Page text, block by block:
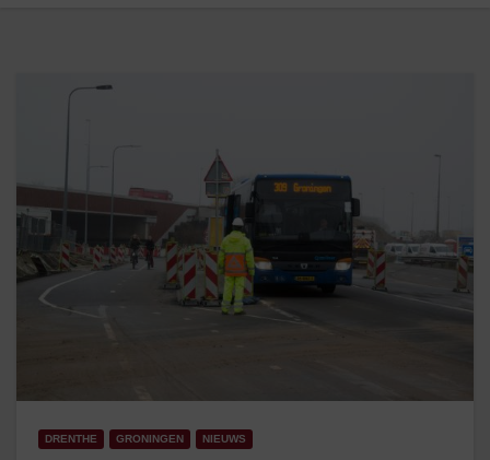
DRENTHE GRONINGEN NIEUWS